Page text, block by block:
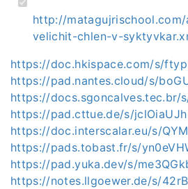
http://
velichit-chlen-v-
https://doc.hkispace.com/s/
https://pad.nantes.cloud/s/
https://docs.sgoncalves.tec.br/
https://pad.cttue.de/s/jclOiaUJh
https://doc.interscalar.eu/s/
https://pads.tobast.fr/s/
https://pad.yuka.dev/s/
https://notes.llgoewer.de/s/